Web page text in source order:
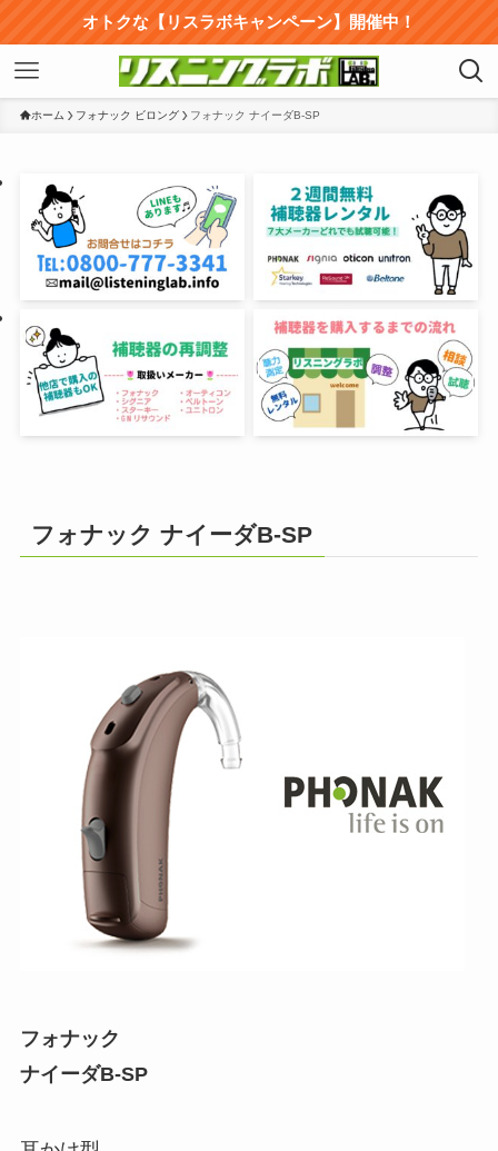
オトクな【リスラボキャンペーン】開催中！
ホーム フォナック ビロング フォナック ナイーダB-SP
フォナック ナイーダB-SP
フォナック
ナイーダB-SP